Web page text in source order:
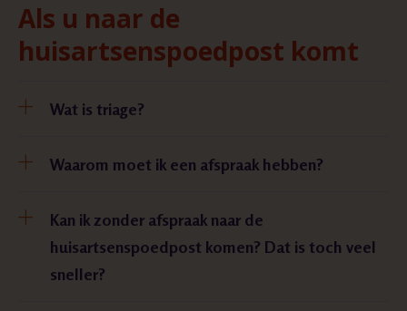
Als u naar de
huisartsenspoedpost komt
Wat is triage?
Waarom moet ik een afspraak hebben?
Kan ik zonder afspraak naar de
huisartsenspoedpost komen? Dat is toch veel
sneller?